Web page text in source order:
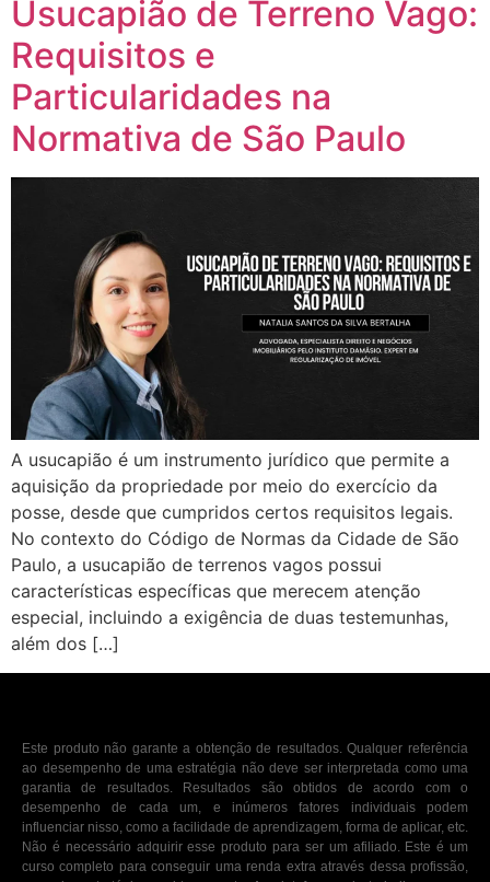
Usucapião de Terreno Vago:
Requisitos e
Particularidades na
Normativa de São Paulo
A usucapião é um instrumento jurídico que permite a
aquisição da propriedade por meio do exercício da
posse, desde que cumpridos certos requisitos legais.
No contexto do Código de Normas da Cidade de São
Paulo, a usucapião de terrenos vagos possui
características específicas que merecem atenção
especial, incluindo a exigência de duas testemunhas,
além dos […]
Este produto não garante a obtenção de resultados. Qualquer referência
ao desempenho de uma estratégia não deve ser interpretada como uma
garantia de resultados. Resultados são obtidos de acordo com o
desempenho de cada um, e inúmeros fatores individuais podem
influenciar nisso, como a facilidade de aprendizagem, forma de aplicar, etc.
Não é necessário adquirir esse produto para ser um afiliado. Este é um
curso completo para conseguir uma renda extra através dessa profissão,